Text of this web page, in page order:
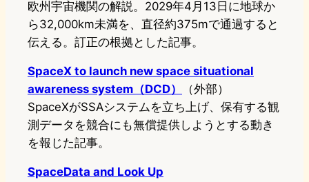
欧州宇宙機関の解説。2029年4月13日に地球か
ら32,000km未満を、直径約375mで通過すると
伝える。訂正の根拠とした記事。
SpaceX to launch new space situational
awareness system（DCD）
（外部）
SpaceXがSSAシステムを立ち上げ、保有する観
測データを競合にも無償提供しようとする動き
を報じた記事。
SpaceData and Look Up